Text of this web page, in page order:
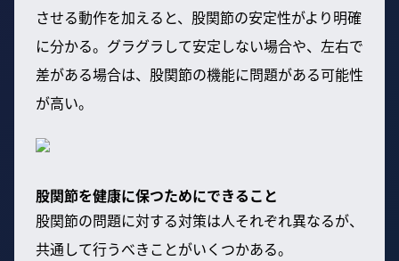
させる動作を加えると、股関節の安定性がより明確
に分かる。グラグラして安定しない場合や、左右で
差がある場合は、股関節の機能に問題がある可能性
が高い。
股関節を健康に保つためにできること
股関節の問題に対する対策は人それぞれ異なるが、
共通して行うべきことがいくつかある。